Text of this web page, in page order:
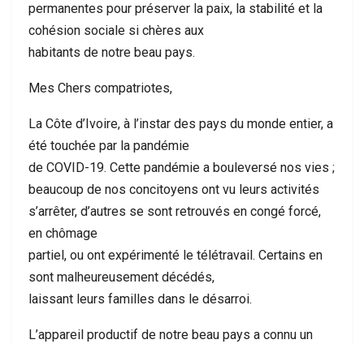
permanentes pour préserver la paix, la stabilité et la
cohésion sociale si chères aux
habitants de notre beau pays.
Mes Chers compatriotes,
La Côte d’Ivoire, à l’instar des pays du monde entier, a
été touchée par la pandémie
de COVID-19. Cette pandémie a bouleversé nos vies ;
beaucoup de nos concitoyens ont vu leurs activités
s’arrêter, d’autres se sont retrouvés en congé forcé,
en chômage
partiel, ou ont expérimenté le télétravail. Certains en
sont malheureusement décédés,
laissant leurs familles dans le désarroi.
L’appareil productif de notre beau pays a connu un